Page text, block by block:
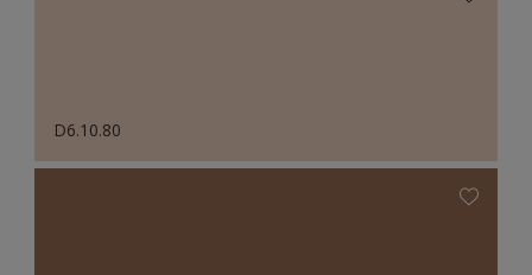
D6.10.80